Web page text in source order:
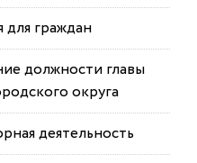
граждан
должности главы
округа
деятельность